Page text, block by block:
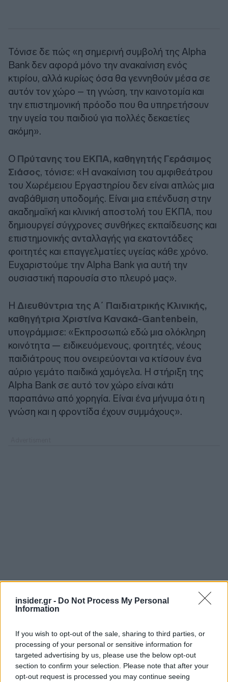
insider.gr - Do Not Process My Personal
Information
If you wish to opt-out of the sale, sharing to third parties, or
processing of your personal or sensitive information for
targeted advertising by us, please use the below opt-out
section to confirm your selection. Please note that after your
opt-out request is processed you may continue seeing
Τόνισε δε πώς «η σημερινή συμβολή της Alpha
Bank δεν αφορά μόνο την ανακαίνιση ενός
κτιρίου, αλλά κυρίως όσα θα γεννηθούν μέσα σε
αυτόν τον χώρο – τη γνώση, την καινοτομία και
την επιστημονική πρόοδο που θα υπηρετήσουν
την υγεία του παιδιού για πολλές δεκαετίες
ακόμη».
Ο Πρύτανης του ΕΚΠΑ, καθηγητής Γεράσιμος
Σιάσος, τόνισε: «Η ανακαίνιση του αμφιθεάτρου
του Χωρέμειου Εργαστηρίου δεν είναι απλώς μια
αναβάθμιση υποδομής. Είναι μια επένδυση στην
ακαδημαϊκή και κλινική αποστολή του ΕΚΠΑ, που
δημιουργεί σύγχρονες συνθήκες εκπαίδευσης και
επιστημονικής ανταλλαγής για εκατοντάδες
φοιτητές και επαγγελματίες υγείας κάθε χρόνο.
Ευχαριστούμε την Alpha Bank για αυτή την
ουσιαστική παρουσία στο πλευρό μας».
Η Διευθύντρια της Α΄ Παιδιατρικής Κλινικής,
καθηγήτρια Χριστίνα Κανακά-Gantenbein,
υπογράμμισε: «Εκπροσωπώ εδώ μια ολόκληρη
κοινότητα — ειδικευόμενους, φοιτητές, νέους
παιδιάτρους που ονειρεύονται να κτίσουν ένα
αύριο γεμάτο παιδικά χαμόγελα. Η στήριξη της
Alpha Bank σε αυτό τον χώρο είναι κάτι
παραπάνω από χορηγία. Είναι ένα μήνυμα ότι η
γνώση και η φροντίδα έχουν συμμάχους».